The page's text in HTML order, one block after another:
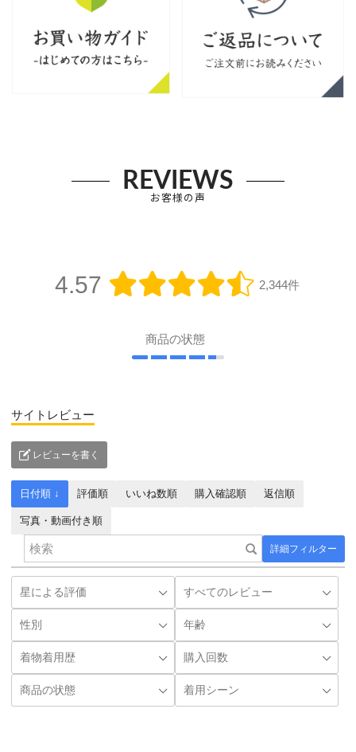
REVIEWS
お客様の声
4.57 2,344件
商品の状態
サイトレビュー
レビューを書く
詳細フィルター
日付順 ↓ 評価順 いいね数順 購入確認順 返信順
写真・動画付き順